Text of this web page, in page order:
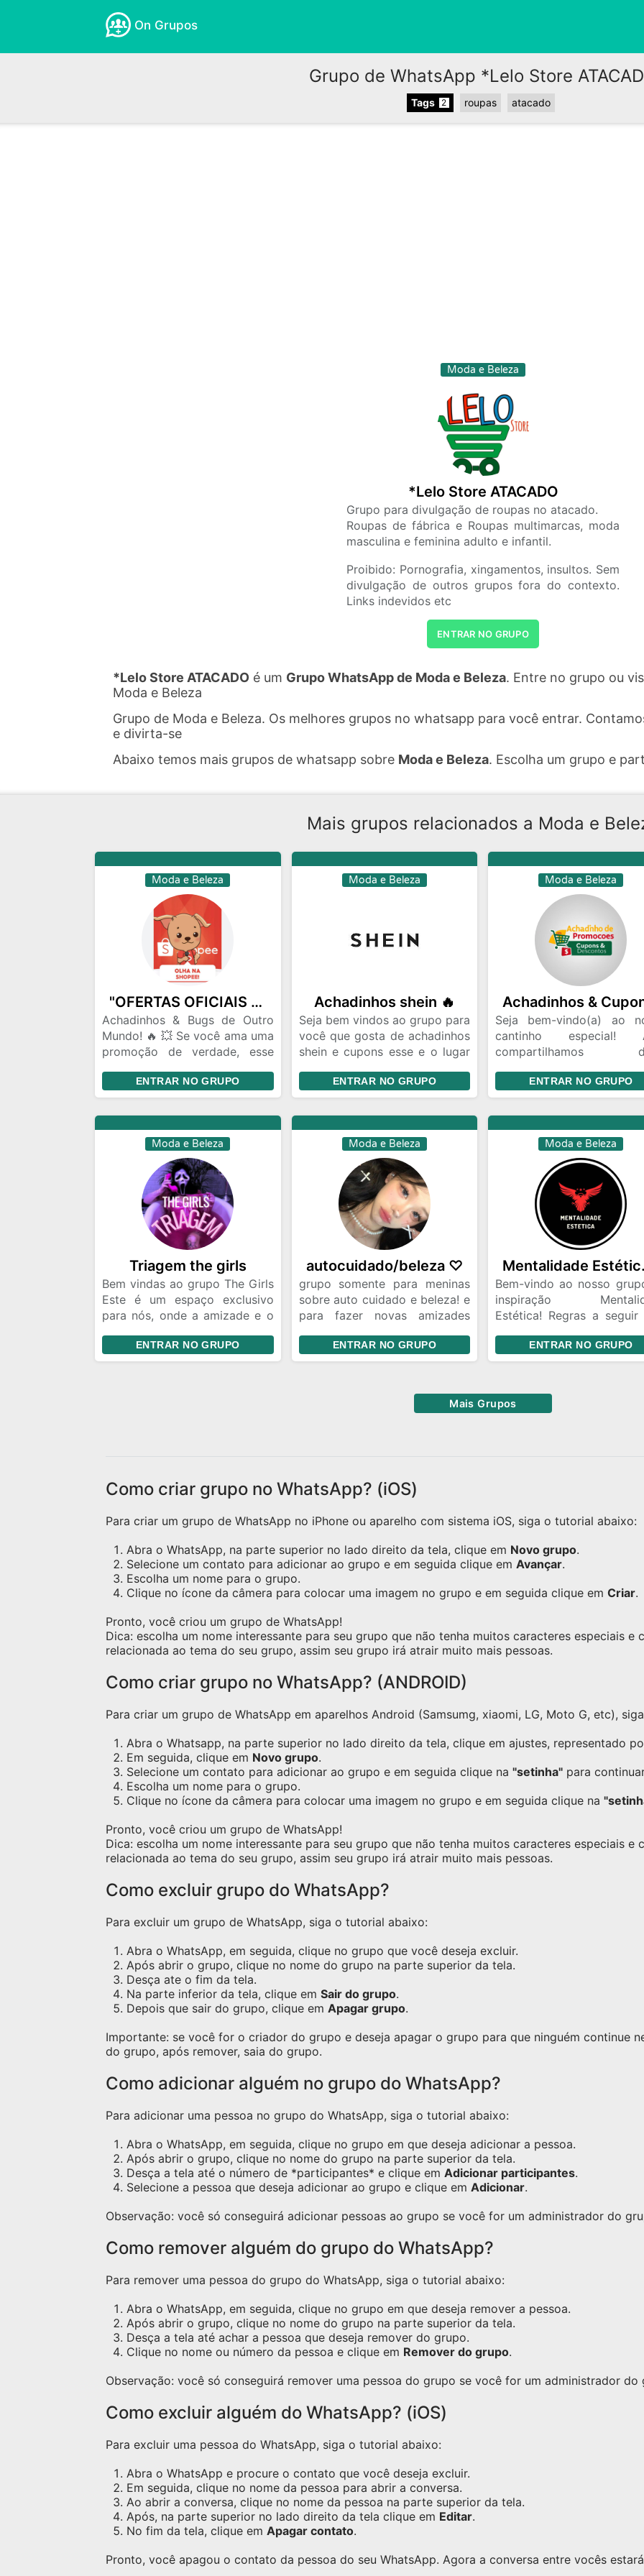
On Grupos
Grupo de WhatsApp *Lelo Store
Tags 2 roupas atacado
Moda e Beleza
*Lelo Store ATACADO
Grupo para divulgação de roupas no atacado.
Roupas de fábrica e Roupas multimarcas, moda
masculina e feminina adulto e infantil.
Proibido: Pornografia, xingamentos, insultos. Sem
divulgação de outros grupos fora do contexto.
Links indevidos etc
ENTRAR NO GRUPO
*Lelo Store ATACADO é um Grupo WhatsApp de Moda e Beleza. Entre no grupo ou
Moda e Beleza
Grupo de Moda e Beleza. Os melhores grupos no whatsapp para você entrar.
e divirta-se
Abaixo temos mais grupos de whatsapp sobre Moda e Beleza. Escolha um grupo e
Mais grupos relacionados a Moda e
Moda e Beleza
"OFERTAS OFICIAIS SHOPEE BR 🇧🇷🔥"
Achadinhos & Bugs de Outro
Mundo! 🔥 💥 Se você ama uma
promoção de verdade, esse
rola: - 🐞 Bugs secretos que
fazem o preço cair mais que
chuva em verão! - 🛍️
Achadinhos incríveis que
somem em minutos (só pros
rápidos!) - 💸 Cupons
escondidos, descontos
relâmpago e produtos que
parecem erro de sistema! - 🚨
Tudo 100% testado e
atualizado por quem vive
caçando oferta como
profissão! ⚠️ Vagas limitadas –
entrou, garantiu. Saiu, perdeu!
👀 Só entra quem quer
economizar de verdade e viver
no topo das promoções!
ENTRAR NO GRUPO
Moda e Beleza
Achadinhos shein 🔥
Seja bem vindos ao grupo para
você que gosta de achadinhos
shein e cupons esse e o lugar
ENTRAR NO GRUPO
Moda e Beleza
Seja bem-vindo(a) ao
cantinho especial!
compartilhamos
imperdíveis, produtos
preços imbatíveis e tudo
achadinho para facilitar
dia a dia! Se você ama
boa pechincha,
economizar ou
adora descobrir
este grupo é para
Participe, interaja e
espalhar as
oportunidades.
ENTRAR NO GRUPO
Moda e Beleza
Triagem the girls
Bem vindas ao grupo The Girls
Este é um espaço exclusivo
para nós, onde a amizade e o
Aqui, podemos conversar,
trocar conselhos e incentivar
os posts, conversar e manter
QUE O NOSSO GRUPO SÓ
ENTRAR NO GRUPO
Moda e Beleza
autocuidado/beleza ♡
grupo somente para meninas
sobre auto cuidado e beleza! e
para fazer novas amizades
ENTRAR NO GRUPO
Moda e Beleza
Bem-vindo ao nosso
inspiração
Estética! Regras a
respeitoso com todos
membros do
Compartilhe
informações pertinentes
áudios excessivamente
compartilhe
ofensivo, discriminatório
inadequado. - Apoie
administradores:
administradores do
*Estética atrai
ENTRAR NO GRUPO
Mais Grupos
Como criar grupo no WhatsApp? (iOS)
Para criar um grupo de WhatsApp no iPhone ou aparelho com sistema iOS, siga o tutorial abaixo:
Abra o WhatsApp, na parte superior no lado direito da tela, clique em Novo grupo.
Selecione um contato para adicionar ao grupo e em seguida clique em Avançar.
Escolha um nome para o grupo.
Clique no ícone da câmera para colocar uma imagem no grupo e em seguida clique em Criar.
Pronto, você criou um grupo de WhatsApp!
Dica: escolha um nome interessante para seu grupo que não tenha muitos caracteres especiais e
relacionada ao tema do seu grupo, assim seu grupo irá atrair muito mais pessoas.
Como criar grupo no WhatsApp? (ANDROID)
Para criar um grupo de WhatsApp em aparelhos Android (Samsumg, xiaomi, LG, Moto G, etc),
Abra o Whatsapp, na parte superior no lado direito da tela, clique em ajustes, representado
Em seguida, clique em Novo grupo.
Selecione um contato para adicionar ao grupo e em seguida clique na "setinha" para
Escolha um nome para o grupo.
Clique no ícone da câmera para colocar uma imagem no grupo e em seguida clique na
Pronto, você criou um grupo de WhatsApp!
Dica: escolha um nome interessante para seu grupo que não tenha muitos caracteres especiais e
relacionada ao tema do seu grupo, assim seu grupo irá atrair muito mais pessoas.
Como excluir grupo do WhatsApp?
Para excluir um grupo de WhatsApp, siga o tutorial abaixo:
Abra o WhatsApp, em seguida, clique no grupo que você deseja excluir.
Após abrir o grupo, clique no nome do grupo na parte superior da tela.
Desça ate o fim da tela.
Na parte inferior da tela, clique em Sair do grupo.
Depois que sair do grupo, clique em Apagar grupo.
Importante: se você for o criador do grupo e deseja apagar o grupo para que ninguém continue
do grupo, após remover, saia do grupo.
Como adicionar alguém no grupo do WhatsApp?
Para adicionar uma pessoa no grupo do WhatsApp, siga o tutorial abaixo:
Abra o WhatsApp, em seguida, clique no grupo em que deseja adicionar a pessoa.
Após abrir o grupo, clique no nome do grupo na parte superior da tela.
Desça a tela até o número de *participantes* e clique em Adicionar participantes.
Selecione a pessoa que deseja adicionar ao grupo e clique em Adicionar.
Observação: você só conseguirá adicionar pessoas ao grupo se você for um administrador do
Como remover alguém do grupo do WhatsApp?
Para remover uma pessoa do grupo do WhatsApp, siga o tutorial abaixo:
Abra o WhatsApp, em seguida, clique no grupo em que deseja remover a pessoa.
Após abrir o grupo, clique no nome do grupo na parte superior da tela.
Desça a tela até achar a pessoa que deseja remover do grupo.
Clique no nome ou número da pessoa e clique em Remover do grupo.
Observação: você só conseguirá remover uma pessoa do grupo se você for um administrador do
Como excluir alguém do WhatsApp? (iOS)
Para excluir uma pessoa do WhatsApp, siga o tutorial abaixo:
Abra o WhatsApp e procure o contato que você deseja excluir.
Em seguida, clique no nome da pessoa para abrir a conversa.
Ao abrir a conversa, clique no nome da pessoa na parte superior da tela.
Após, na parte superior no lado direito da tela clique em Editar.
No fim da tela, clique em Apagar contato.
Pronto, você apagou o contato da pessoa do seu WhatsApp. Agora a conversa entre vocês